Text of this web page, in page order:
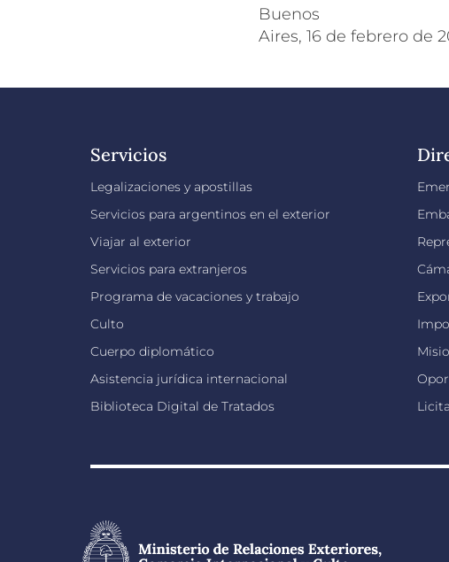
Buenos
Aires, 16 de febrero de
Servicios
Legalizaciones y apostillas
Servicios para argentinos en el exterior
Viajar al exterior
Servicios para extranjeros
Programa de vacaciones y trabajo
Culto
Cuerpo diplomático
Asistencia jurídica internacional
Biblioteca Digital de Tratados